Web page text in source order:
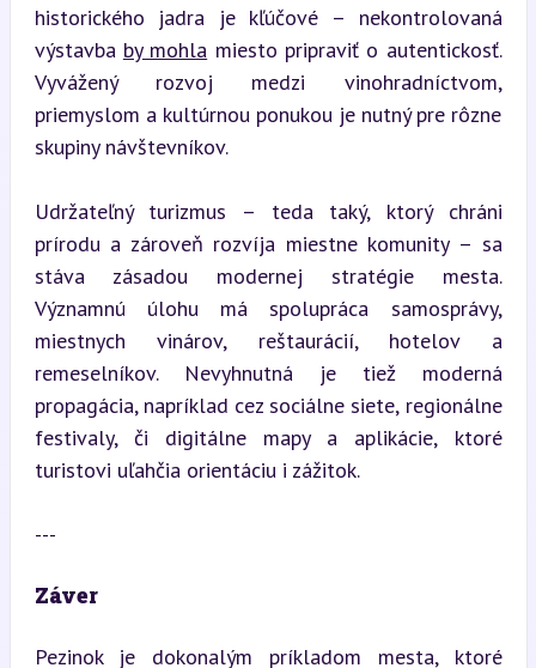
historického jadra je kľúčové – nekontrolovaná
výstavba by mohla miesto pripraviť o autentickosť.
Vyvážený rozvoj medzi vinohradníctvom,
priemyslom a kultúrnou ponukou je nutný pre rôzne
skupiny návštevníkov.
Udržateľný turizmus – teda taký, ktorý chráni
prírodu a zároveň rozvíja miestne komunity – sa
stáva zásadou modernej stratégie mesta.
Významnú úlohu má spolupráca samosprávy,
miestnych vinárov, reštaurácií, hotelov a
remeselníkov. Nevyhnutná je tiež moderná
propagácia, napríklad cez sociálne siete, regionálne
festivaly, či digitálne mapy a aplikácie, ktoré
turistovi uľahčia orientáciu i zážitok.
---
Záver
Pezinok je dokonalým príkladom mesta, ktoré